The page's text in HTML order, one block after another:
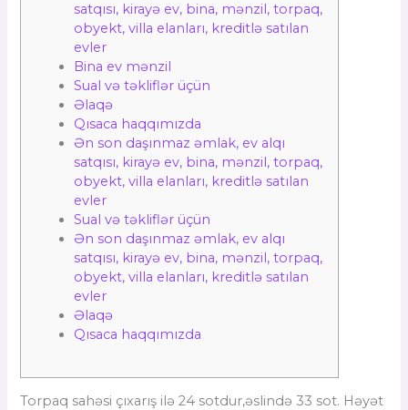
satqısı, kirayə ev, bina, mənzil, torpaq,
obyekt, villa elanları, kreditlə satılan
evler
Bina ev mənzil
Sual və təkliflər üçün
Əlaqə
Qısaca haqqımızda
Ən son daşınmaz əmlak, ev alqı
satqısı, kirayə ev, bina, mənzil, torpaq,
obyekt, villa elanları, kreditlə satılan
evler
Sual və təkliflər üçün
Ən son daşınmaz əmlak, ev alqı
satqısı, kirayə ev, bina, mənzil, torpaq,
obyekt, villa elanları, kreditlə satılan
evler
Əlaqə
Qısaca haqqımızda
Torpaq sahəsi çıxarış ilə 24 sotdur,əslində 33 sot. Həyət